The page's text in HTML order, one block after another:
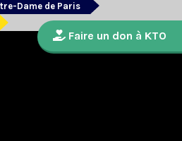
Dame de Paris
Faire un don à KTO